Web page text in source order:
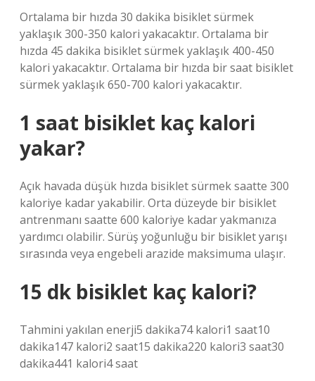
Ortalama bir hızda 30 dakika bisiklet sürmek
yaklaşık 300-350 kalori yakacaktır. Ortalama bir
hızda 45 dakika bisiklet sürmek yaklaşık 400-450
kalori yakacaktır. Ortalama bir hızda bir saat bisiklet
sürmek yaklaşık 650-700 kalori yakacaktır.
1 saat bisiklet kaç kalori
yakar?
Açık havada düşük hızda bisiklet sürmek saatte 300
kaloriye kadar yakabilir. Orta düzeyde bir bisiklet
antrenmanı saatte 600 kaloriye kadar yakmanıza
yardımcı olabilir. Sürüş yoğunluğu bir bisiklet yarışı
sırasında veya engebeli arazide maksimuma ulaşır.
15 dk bisiklet kaç kalori?
Tahmini yakılan enerji5 dakika74 kalori1 saat10
dakika147 kalori2 saat15 dakika220 kalori3 saat30
dakika441 kalori4 saat